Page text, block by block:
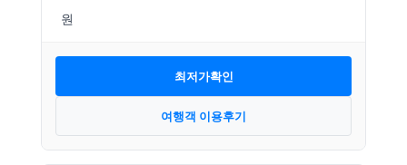
최저가확인
여행객 이용후기